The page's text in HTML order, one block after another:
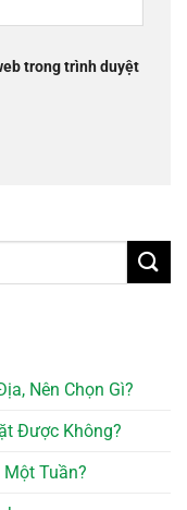
trong trình duyệt
Nên Chọn Gì?
Được Không?
Tuần?